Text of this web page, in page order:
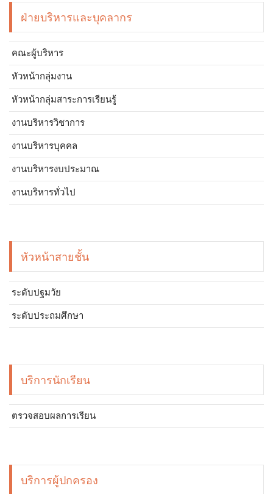
ฝ่ายบริหารและบุคลากร
คณะผู้บริหาร
หัวหน้ากลุ่มงาน
หัวหน้ากลุ่มสาระการเรียนรู้
งานบริหารวิชาการ
งานบริหารบุคคล
งานบริหารงบประมาณ
งานบริหารทั่วไป
หัวหน้าสายชั้น
ระดับปฐมวัย
ระดับประถมศึกษา
บริการนักเรียน
ตรวจสอบผลการเรียน
บริการผู้ปกครอง